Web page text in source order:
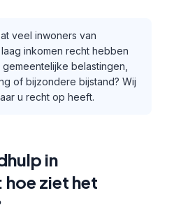
veel inwoners van
inkomen recht hebben
belastingen,
of bijzondere bijstand? Wij
u recht op heeft.
in
ziet het